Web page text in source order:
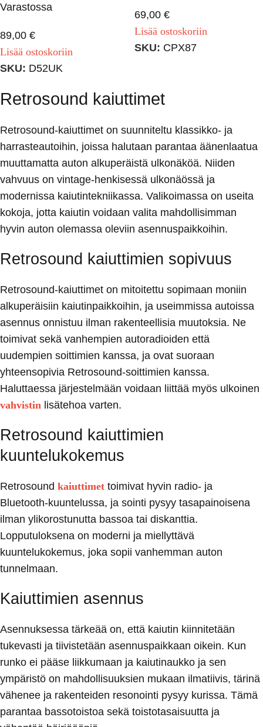
Varastossa
89,00 €
Lisää ostoskoriin
SKU: D52UK
69,00 €
Lisää ostoskoriin
SKU: CPX87
Retrosound kaiuttimet
Retrosound-kaiuttimet on suunniteltu klassikko- ja
harrasteautoihin, joissa halutaan parantaa äänenlaatua
muuttamatta auton alkuperäistä ulkonäköä. Niiden
vahvuus on vintage‐henkisessä ulkonäössä ja
modernissa kaiutintekniikassa. Valikoimassa on useita
kokoja, jotta kaiutin voidaan valita mahdollisimman
hyvin auton olemassa oleviin asennuspaikkoihin.
Retrosound kaiuttimien sopivuus
Retrosound-kaiuttimet on mitoitettu sopimaan moniin
alkuperäisiin kaiutinpaikkoihin, ja useimmissa autoissa
asennus onnistuu ilman rakenteellisia muutoksia. Ne
toimivat sekä vanhempien autoradioiden että
uudempien soittimien kanssa, ja ovat suoraan
yhteensopivia Retrosound-soittimien kanssa.
Haluttaessa järjestelmään voidaan liittää myös ulkoinen
vahvistin lisätehoa varten.
Retrosound kaiuttimien
kuuntelukokemus
Retrosound kaiuttimet toimivat hyvin radio- ja
Bluetooth-kuuntelussa, ja sointi pysyy tasapainoisena
ilman ylikorostunutta bassoa tai diskanttia.
Lopputuloksena on moderni ja miellyttävä
kuuntelukokemus, joka sopii vanhemman auton
tunnelmaan.
Kaiuttimien asennus
Asennuksessa tärkeää on, että kaiutin kiinnitetään
tukevasti ja tiivistetään asennuspaikkaan oikein. Kun
runko ei pääse liikkumaan ja kaiutinaukko ja sen
ympäristö on mahdollisuuksien mukaan ilmatiivis, tärinä
vähenee ja rakenteiden resonointi pysyy kurissa. Tämä
parantaa bassotoistoa sekä toistotasaisuutta ja